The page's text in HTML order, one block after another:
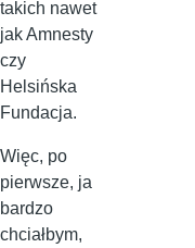
takich nawet
jak Amnesty
czy
Helsińska
Fundacja.
Więc, po
pierwsze, ja
bardzo
chciałbym,